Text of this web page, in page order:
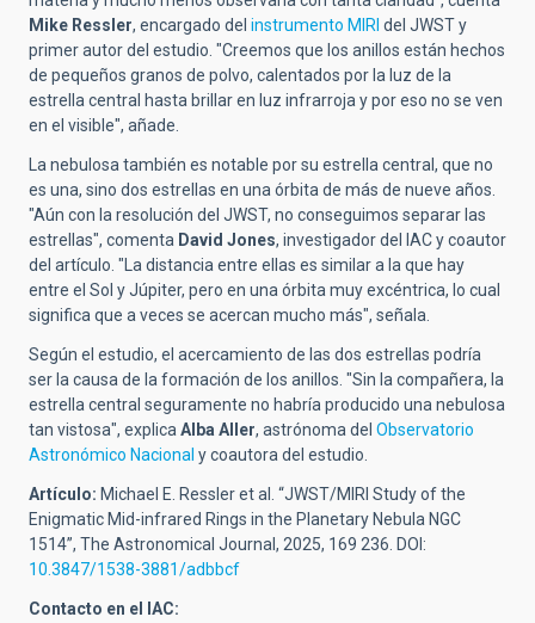
Mike Ressler, encargado del instrumento MIRI del JWST y
primer autor del estudio. "Creemos que los anillos están hechos
de pequeños granos de polvo, calentados por la luz de la
estrella central hasta brillar en luz infrarroja y por eso no se ven
en el visible", añade.
La nebulosa también es notable por su estrella central, que no
es una, sino dos estrellas en una órbita de más de nueve años.
"Aún con la resolución del JWST, no conseguimos separar las
estrellas", comenta David Jones, investigador del IAC y coautor
del artículo. "La distancia entre ellas es similar a la que hay
entre el Sol y Júpiter, pero en una órbita muy excéntrica, lo cual
significa que a veces se acercan mucho más", señala.
Según el estudio, el acercamiento de las dos estrellas podría
ser la causa de la formación de los anillos. "Sin la compañera, la
estrella central seguramente no habría producido una nebulosa
tan vistosa", explicaAlba Aller, astrónoma del Observatorio
Astronómico Nacional y coautora del estudio.
Artículo: Michael E. Ressler et al. “JWST/MIRI Study of the
Enigmatic Mid-infrared Rings in the Planetary Nebula NGC
1514”, The Astronomical Journal, 2025, 169 236. DOI:
10.3847/1538-3881/adbbcf
Contacto en el IAC: